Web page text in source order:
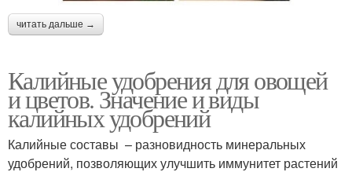
читать дальше →
Калийные удобрения для овощей
и цветов. Значение и виды
калийных удобрений
Калийные составы – разновидность минеральных
удобрений, позволяющих улучшить иммунитет растений